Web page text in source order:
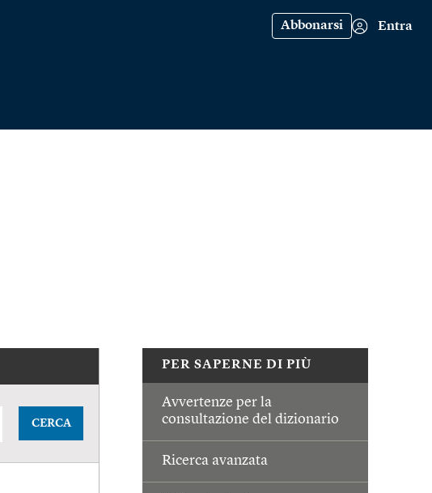
Abbonarsi Entra
PER SAPERNE DI PIÙ
Avvertenze per la
consultazione del dizionario
Ricerca avanzata
CERCA